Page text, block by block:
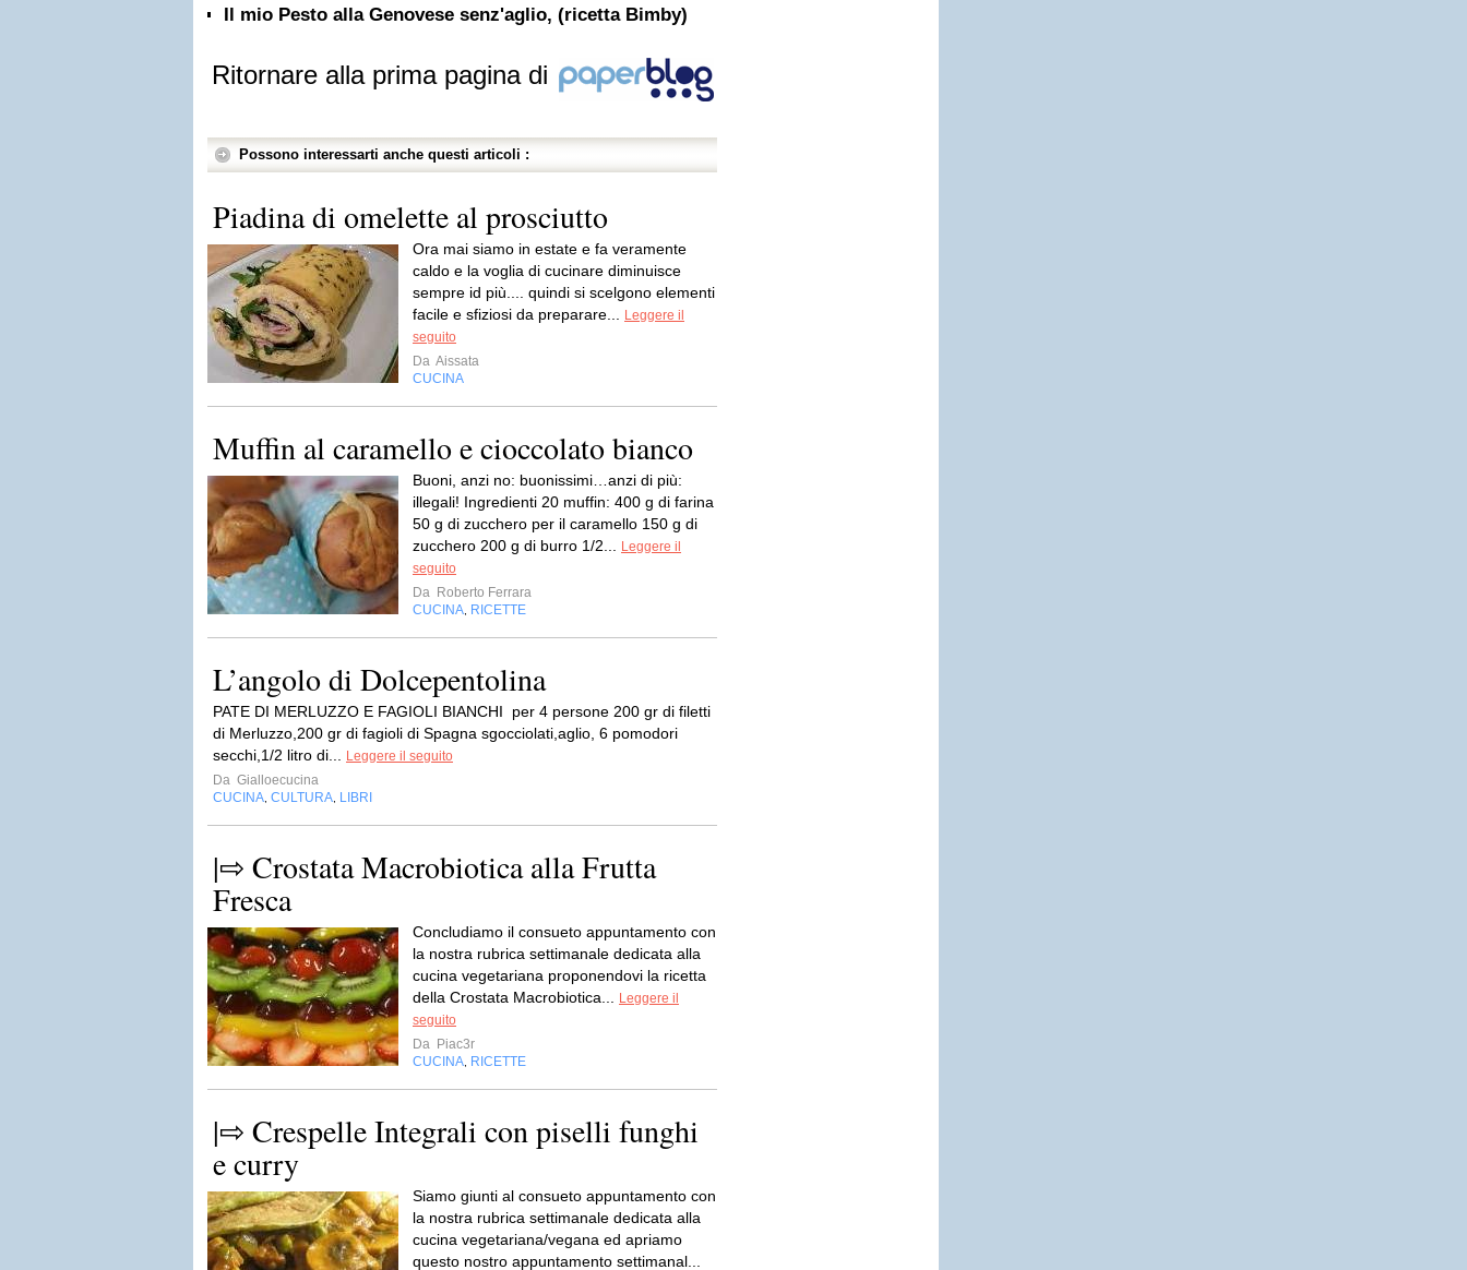
Il mio Pesto alla Genovese senz'aglio, (ricetta Bimby)
Ritornare alla prima pagina di
Possono interessarti anche questi articoli :
Piadina di omelette al prosciutto
Ora mai siamo in estate e fa veramente
caldo e la voglia di cucinare diminuisce
sempre id più.... quindi si scelgono elementi
facile e sfiziosi da preparare...
Leggere il
seguito
Da Aissata
CUCINA
Muffin al caramello e cioccolato bianco
Buoni, anzi no: buonissimi…anzi di più:
illegali! Ingredienti 20 muffin: 400 g di farina
50 g di zucchero per il caramello 150 g di
zucchero 200 g di burro 1/2...
Leggere il
seguito
Da Roberto Ferrara
CUCINA RICETTE
L’angolo di Dolcepentolina
PATE DI MERLUZZO E FAGIOLI BIANCHI per 4 persone 200 gr di filetti
di Merluzzo,200 gr di fagioli di Spagna sgocciolati,aglio, 6 pomodori
secchi,1/2 litro di...
Leggere il seguito
Da Gialloecucina
CUCINA CULTURA LIBRI
|⇨ Crostata Macrobiotica alla Frutta
Fresca
Concludiamo il consueto appuntamento con
la nostra rubrica settimanale dedicata alla
cucina vegetariana proponendovi la ricetta
della Crostata Macrobiotica...
Leggere il
seguito
Da Piac3r
CUCINA RICETTE
|⇨ Crespelle Integrali con piselli funghi
e curry
Siamo giunti al consueto appuntamento con
la nostra rubrica settimanale dedicata alla
cucina vegetariana/vegana ed apriamo
questo nostro appuntamento settimanal...